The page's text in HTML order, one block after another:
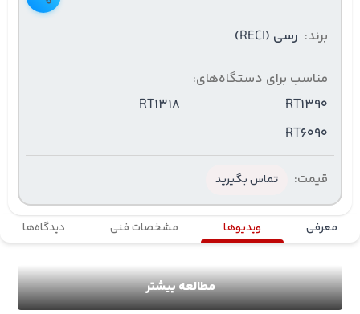
برند: رسی (RECI)
مناسب برای دستگاه‌های:
RT1390
RT1318
RT6090
قیمت: تماس بگیرید
معرفی ویدیوها مشخصات فنی دیدگاه‌ها
مطالعه بیشتر